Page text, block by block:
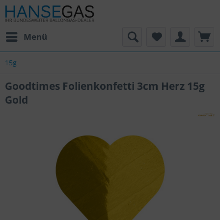
Menü
15g
Goodtimes Folienkonfetti 3cm Herz 15g
Gold